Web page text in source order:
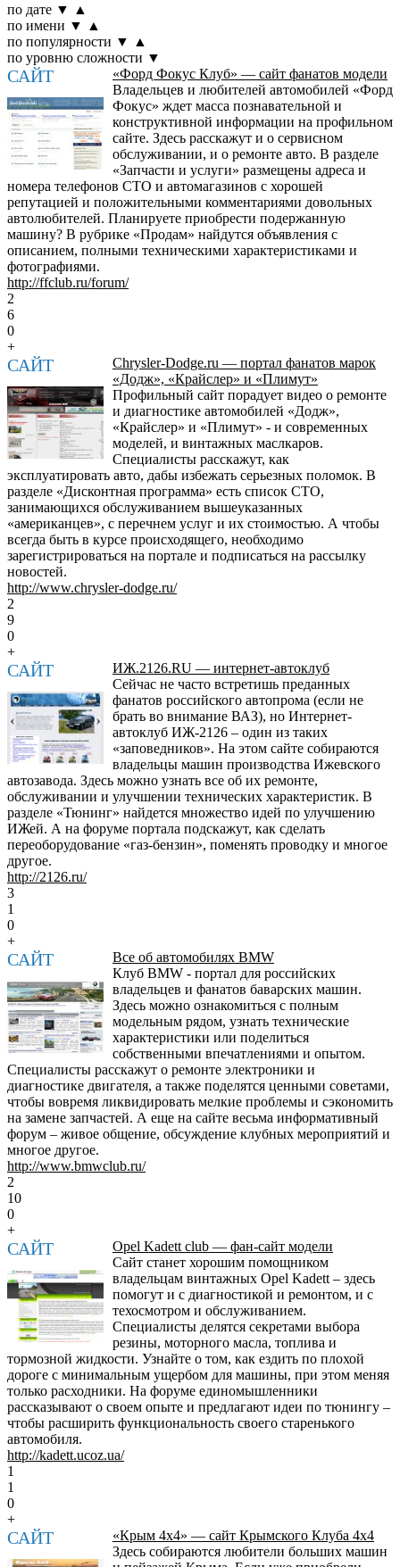
по дате ▼
▲
по имени ▼
▲
по популярности ▼
▲
по уровню сложности ▼
САЙТ
«Форд Фокус Клуб» — сайт фанатов модели
Владельцев и любителей автомобилей «Форд
Фокус» ждет масса познавательной и
конструктивной информации на профильном
сайте. Здесь расскажут и о сервисном
обслуживании, и о ремонте авто. В разделе
«Запчасти и услуги» размещены адреса и
номера телефонов СТО и автомагазинов с хорошей
репутацией и положительными комментариями довольных
автолюбителей. Планируете приобрести подержанную
машину? В рубрике «Продам» найдутся объявления с
описанием, полными техническими характеристиками и
фотографиями.
http://ffclub.ru/forum/
2
6
0
+
САЙТ
Chrysler-Dodge.ru — портал фанатов марок
«Додж», «Крайслер» и «Плимут»
Профильный сайт порадует видео о ремонте
и диагностике автомобилей «Додж»,
«Крайслер» и «Плимут» - и современных
моделей, и винтажных маслкаров.
Специалисты расскажут, как
эксплуатировать авто, дабы избежать серьезных поломок. В
разделе «Дисконтная программа» есть список СТО,
занимающихся обслуживанием вышеуказанных
«американцев», с перечнем услуг и их стоимостью. А чтобы
всегда быть в курсе происходящего, необходимо
зарегистрироваться на портале и подписаться на рассылку
новостей.
http://www.chrysler-dodge.ru/
2
9
0
+
САЙТ
ИЖ.2126.RU — интернет-автоклуб
Сейчас не часто встретишь преданных
фанатов российского автопрома (если не
брать во внимание ВАЗ), но Интернет-
автоклуб ИЖ-2126 – один из таких
«заповедников». На этом сайте собираются
владельцы машин производства Ижевского
автозавода. Здесь можно узнать все об их ремонте,
обслуживании и улучшении технических характеристик. В
разделе «Тюнинг» найдется множество идей по улучшению
ИЖей. А на форуме портала подскажут, как сделать
переоборудование «газ-бензин», поменять проводку и многое
другое.
http://2126.ru/
3
1
0
+
САЙТ
Все об автомобилях BMW
Клуб BMW - портал для российских
владельцев и фанатов баварских машин.
Здесь можно ознакомиться с полным
модельным рядом, узнать технические
характеристики или поделиться
собственными впечатлениями и опытом.
Специалисты расскажут о ремонте электроники и
диагностике двигателя, а также поделятся ценными советами,
чтобы вовремя ликвидировать мелкие проблемы и сэкономить
на замене запчастей. А еще на сайте весьма информативный
форум – живое общение, обсуждение клубных мероприятий и
многое другое.
http://www.bmwclub.ru/
2
10
0
+
САЙТ
Opel Kadett club — фан-сайт модели
Сайт станет хорошим помощником
владельцам винтажных Opel Kadett – здесь
помогут и с диагностикой и ремонтом, и с
техосмотром и обслуживанием.
Специалисты делятся секретами выбора
резины, моторного масла, топлива и
тормозной жидкости. Узнайте о том, как ездить по плохой
дороге с минимальным ущербом для машины, при этом меняя
только расходники. На форуме единомышленники
рассказывают о своем опыте и предлагают идеи по тюнингу –
чтобы расширить функциональность своего старенького
автомобиля.
http://kadett.ucoz.ua/
1
1
0
+
САЙТ
«Крым 4х4» — сайт Крымского Клуба 4х4
Здесь собираются любители больших машин